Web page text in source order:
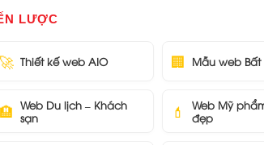
LƯỢC
🚀 Thiết kế web AIO 🏢 Mẫu web
🏨 Web Du lịch – Khách
sạn
💄
Web Mỹ
đẹp